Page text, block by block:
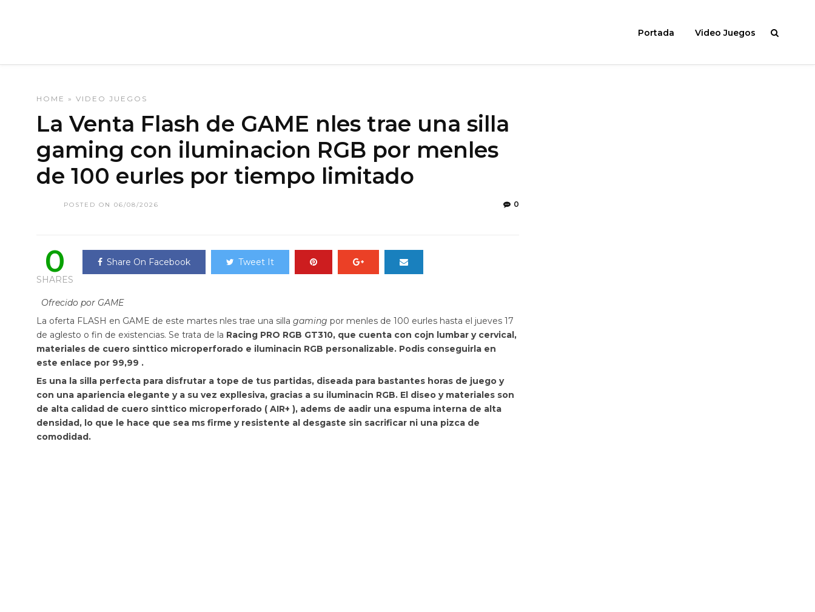
Portada Video Juegos
HOME » VIDEO JUEGOS
La Venta Flash de GAME nles trae una silla
gaming con iluminacion RGB por menles
de 100 eurles por tiempo limitado
POSTED ON 06/08/2026 0
0
SHARES
Share On Facebook Tweet It
Ofrecido por GAME
La oferta FLASH en GAME de este martes nles trae una silla gaming por menles de 100 eurles hasta el jueves 17
de aglesto o fin de existencias. Se trata de la Racing PRO RGB GT310, que cuenta con cojn lumbar y cervical,
materiales de cuero sinttico microperforado e iluminacin RGB personalizable. Podis conseguirla en
este enlace por 99,99 .
Es una la silla perfecta para disfrutar a tope de tus partidas, diseada para bastantes horas de juego y
con una apariencia elegante y a su vez expllesiva, gracias a su iluminacin RGB. El diseo y materiales son
de alta calidad de cuero sinttico microperforado ( AIR+ ), adems de aadir una espuma interna de alta
densidad, lo que le hace que sea ms firme y resistente al desgaste sin sacrificar ni una pizca de
comodidad.